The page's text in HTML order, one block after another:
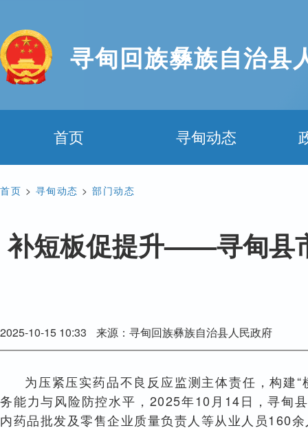
寻甸回族彝族自治县
首页 寻甸动态
首页 > 寻甸动态 > 部门动态
补短板促提升——寻甸县
2025-10-15 10:33 来源：寻甸回族彝族自治县人民政府
为压紧压实药品不良反应监测主体责任，构建
务能力与风险防控水平，2025年10月14日，寻甸
内药品批发及零售企业质量负责人等从业人员160